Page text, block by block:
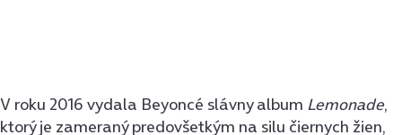
V roku 2016 vydala Beyoncé slávny album Lemonade,
ktorý je zameraný predovšetkým na silu čiernych žien,